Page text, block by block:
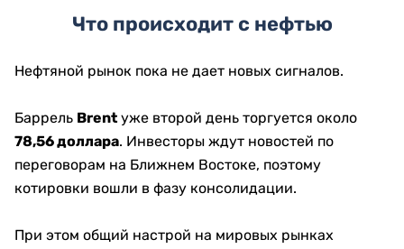
Что происходит с нефтью
Нефтяной рынок пока не дает новых сигналов.
Баррель Brent уже второй день торгуется около
78,56 доллара. Инвесторы ждут новостей по
переговорам на Ближнем Востоке, поэтому
котировки вошли в фазу консолидации.
При этом общий настрой на мировых рынках